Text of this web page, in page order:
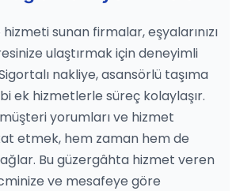
sunan firmalar, eşyalarınızı
ulaştırmak için deneyimli
nakliye, asansörlü taşıma
ek hizmetlerle süreç kolaylaşır.
yorumları ve hizmet
etmek, hem zaman hem de
Bu güzergâhta hizmet veren
ve mesafeye göre